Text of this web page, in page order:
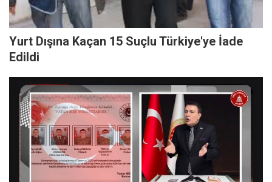
Yurt Dışına Kaçan 15 Suçlu Türkiye'ye İade
Edildi